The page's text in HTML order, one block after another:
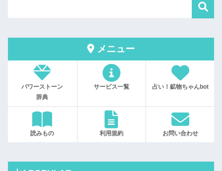
メニュー
パワーストーン
辞典
サービス一覧 占い！鉱物ちゃんbot
読みもの 利用規約 お問い合わせ